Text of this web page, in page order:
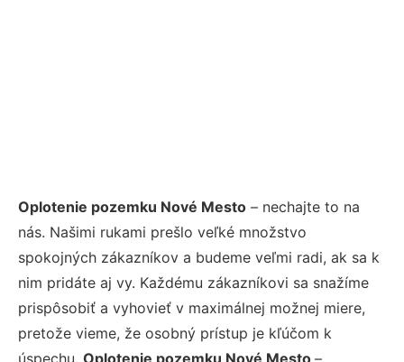
Oplotenie pozemku Nové Mesto – nechajte to na
nás. Našimi rukami prešlo veľké množstvo
spokojných zákazníkov a budeme veľmi radi, ak sa k
nim pridáte aj vy. Každému zákazníkovi sa snažíme
prispôsobiť a vyhovieť v maximálnej možnej miere,
pretože vieme, že osobný prístup je kľúčom k
úspechu. Oplotenie pozemku Nové Mesto –